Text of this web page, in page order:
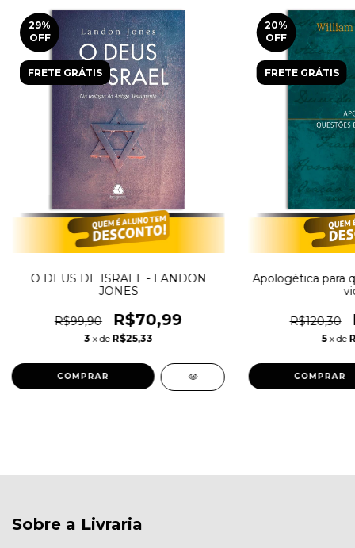
29%
OFF
FRETE GRÁTIS
O DEUS DE ISRAEL - LANDON
JONES
R$99,90 R$70,99
3 x de R$25,33
20%
OFF
FRETE GRÁTIS
Apologética para
R$120,30
5 x de
Sobre a Livraria